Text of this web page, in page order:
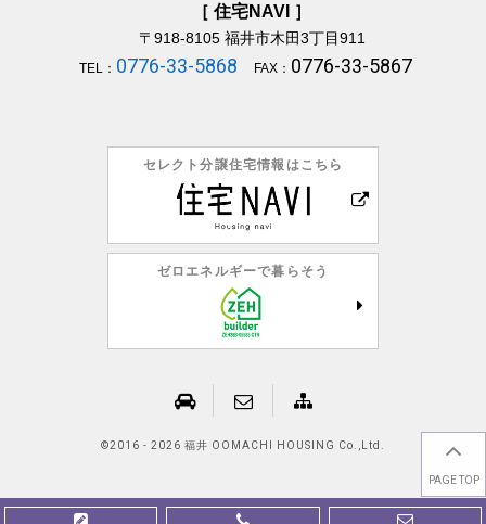
PAGE TOP
［ 住宅NAVI ］
〒918-8105福井市木田3丁目911
TEL： 0776-33-5868 FAX： 0776-33-5867
セレクト分譲住宅情報はこちら
ゼロエネルギーで暮らそう
©2016 - 2026 福井 OOMACHI HOUSING Co.,Ltd.